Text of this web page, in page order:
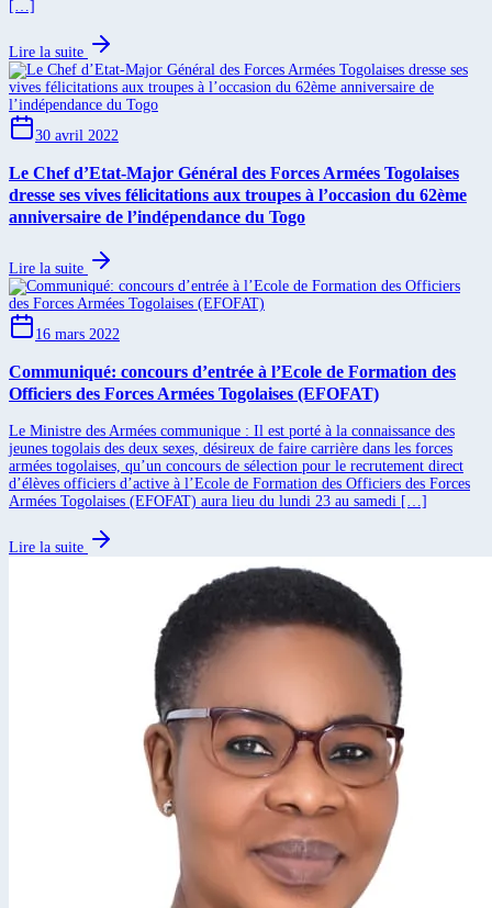
[…]
Lire la suite
30 avril 2022
Le Chef d’Etat-Major Général des Forces Armées Togolaises
dresse ses vives félicitations aux troupes à l’occasion du 62ème
anniversaire de l’indépendance du Togo
Lire la suite
16 mars 2022
Communiqué: concours d’entrée à l’Ecole de Formation des
Officiers des Forces Armées Togolaises (EFOFAT)
Le Ministre des Armées communique : Il est porté à la connaissance des
jeunes togolais des deux sexes, désireux de faire carrière dans les forces
armées togolaises, qu’un concours de sélection pour le recrutement direct
d’élèves officiers d’active à l’Ecole de Formation des Officiers des Forces
Armées Togolaises (EFOFAT) aura lieu du lundi 23 au samedi […]
Lire la suite